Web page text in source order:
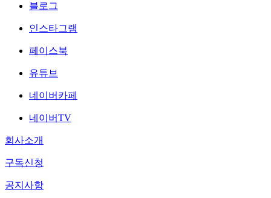
블로그
인스타그램
페이스북
유튜브
네이버카페
네이버TV
회사소개
구독신청
공지사항